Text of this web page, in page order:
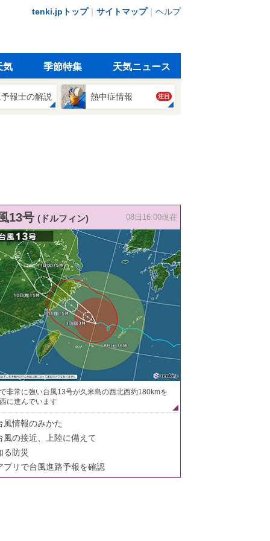
tenki.jpトップ｜ サイトマップ｜ ヘルプ
気 季節特集 天気ニュース
報士の解説 熱中症情報 注目
13号 (ドルフィン) 08日16:00現在
非常に強い台風13号が久米島の西北西約180kmを
に進んでいます
風情報のみかた
風の接近、上陸に備えて
る防災
プリで台風進路予報を確認